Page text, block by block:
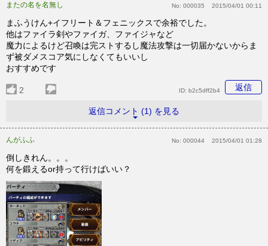
またの名を名無し No: 000035 2015/04/01 00:11
まふうけん+イフリート＆フェニックスで余裕でした。
他はファイラ剣やファイガ、ファイジャなど
魔力によるけど召喚は完ストするし魔法攻撃は一切届かないからま
ず被ダメスコア気にしなくてもいいし
おすすめです
2 返信
ID: b2c5dff2b4
返信コメント (1) を見る
んがふふ No: 000044 2015/04/01 01:28
倒しきれん。。。
何を鍛えるor持って行けばいい？